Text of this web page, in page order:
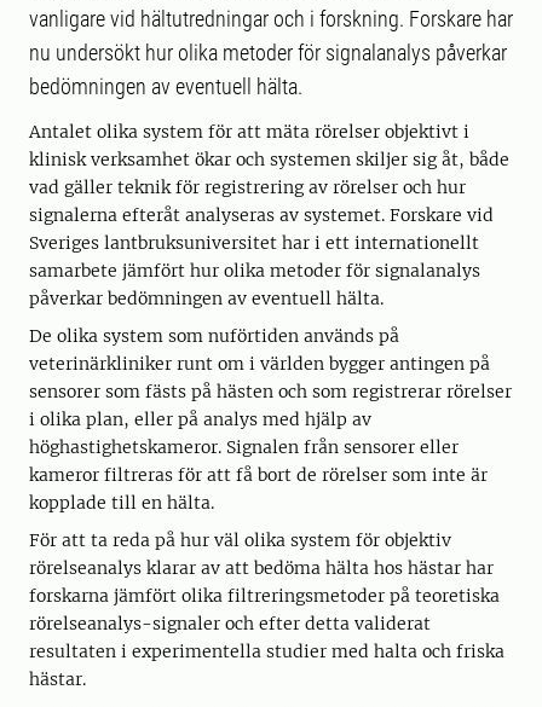
vanligare vid hältutredningar och i forskning. Forskare har
nu undersökt hur olika metoder för signalanalys påverkar
bedömningen av eventuell hälta.
Antalet olika system för att mäta rörelser objektivt i
klinisk verksamhet ökar och systemen skiljer sig åt, både
vad gäller teknik för registrering av rörelser och hur
signalerna efteråt analyseras av systemet. Forskare vid
Sveriges lantbruksuniversitet har i ett internationellt
samarbete jämfört hur olika metoder för signalanalys
påverkar bedömningen av eventuell hälta.
De olika system som nuförtiden används på
veterinärkliniker runt om i världen bygger antingen på
sensorer som fästs på hästen och som registrerar rörelser
i olika plan, eller på analys med hjälp av
höghastighetskameror. Signalen från sensorer eller
kameror filtreras för att få bort de rörelser som inte är
kopplade till en hälta.
För att ta reda på hur väl olika system för objektiv
rörelseanalys klarar av att bedöma hälta hos hästar har
forskarna jämfört olika filtreringsmetoder på teoretiska
rörelseanalys-signaler och efter detta validerat
resultaten i experimentella studier med halta och friska
hästar.